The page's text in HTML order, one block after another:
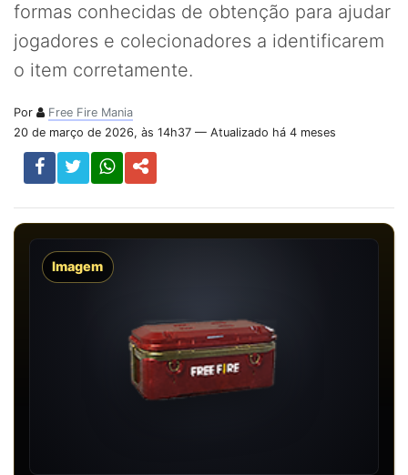
formas conhecidas de obtenção para ajudar
jogadores e colecionadores a identificarem
o item corretamente.
Por
Free Fire Mania
20 de março de 2026, às 14h37 — Atualizado há 4 meses
Imagem